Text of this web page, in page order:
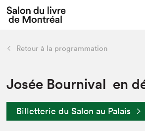
L'événement
Préparer sa visite au
Actualités
retour
Préparer sa visite
Liens pratiques
Retour à la programmation
Josée Bournival en
Billetterie du Salon au Palais